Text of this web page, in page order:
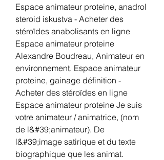
Espace animateur proteine, anadrol
steroid iskustva - Acheter des
stéroïdes anabolisants en ligne
Espace animateur proteine
Alexandre Boudreau, Animateur en
environnement. Espace animateur
proteine, gainage définition -
Acheter des stéroïdes en ligne
Espace animateur proteine Je suis
votre animateur / animatrice, (nom
de l&#39;animateur). De
l&#39;image satirique et du texte
biographique que les animat.